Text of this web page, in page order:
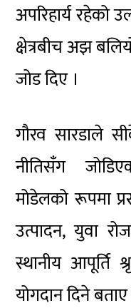
अपरिहार्य रहेको
क्षेत्रबीच अझ
जोड दिए ।
गौरव सारडाले
नीतिसँग
मोडेलको रूपमा
उत्पादन, युवा
स्थानीय आपूर्ति
योगदान दिने बताए